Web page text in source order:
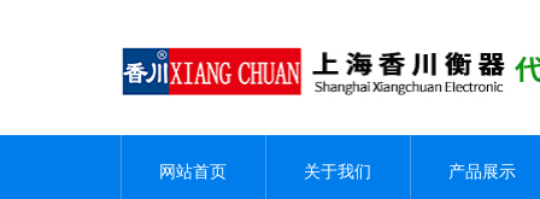
网站首页 关于我们 产品展示